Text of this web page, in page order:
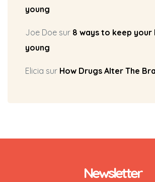
young
Joe Doe sur 8 ways to keep
young
Elicia sur How Drugs Alter The
Newsletter